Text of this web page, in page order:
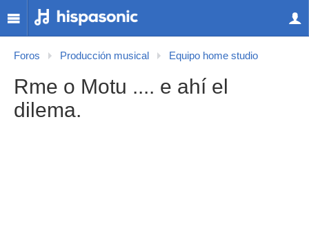
Foros Producción musical Equipo home studio
Rme o Motu .... e ahí el
dilema.